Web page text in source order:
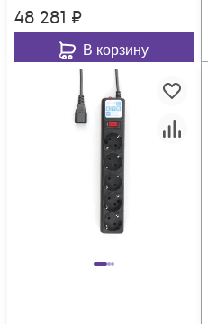
48 281 ₽
В корзину